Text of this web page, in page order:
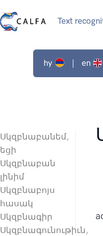
Text
hy | en
Սկզբնաբանեմ,
եցի
Սկզբնաբան
լինիմ
Սկզբնաբոյս
հասակ
Սկզբնագիր
Սկզբնագունութիւն,